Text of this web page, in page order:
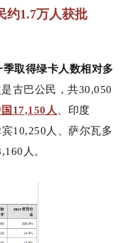
约1.7万人获批
取得绿卡人数相对多
是古巴公民，共30,050
17,150人
、印度
10,250人、萨尔瓦多
人。